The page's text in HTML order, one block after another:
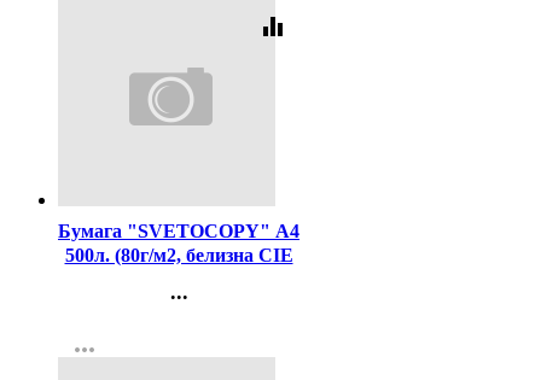
equalizer
Бумага "SVETOCOPY" А4
500л. (80г/м2, белизна CIE
(Ст.5)
...
Регистрация
more_horiz